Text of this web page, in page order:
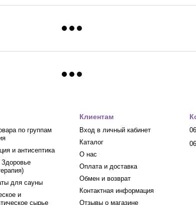
по группам
и антисептика
Здоровье
для сауны
и
сырье
Клиентам
Вход в личный кабинет
Каталог
О нас
Оплата и доставка
Обмен и возврат
Контактная информация
Отзывы о магазине